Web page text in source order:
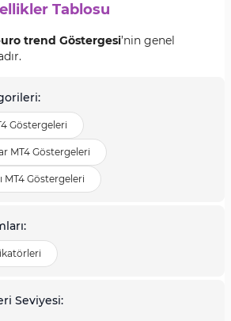
Tablosu
trend Göstergesi’nin genel
:
Göstergeleri
MT4 Göstergeleri
MT4 Göstergeleri
:
Seviyesi: